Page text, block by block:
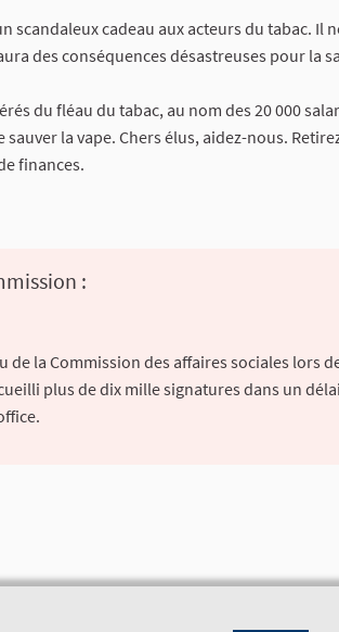
scandaleux cadeau aux acteurs du tabac. Il
des conséquences désastreuses pour la
du fléau du tabac, au nom des 20 000
la vape. Chers élus, aidez-nous.
finances.
:
la Commission des affaires sociales lors
plus de dix mille signatures dans un